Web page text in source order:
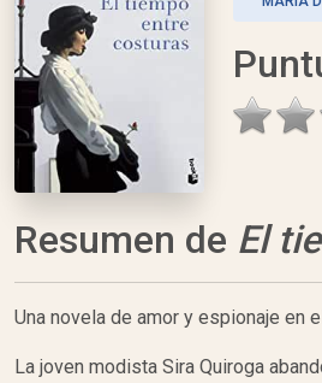
Resumen de El
Una novela de amor y espionaje en
La joven modista Sira Quiroga